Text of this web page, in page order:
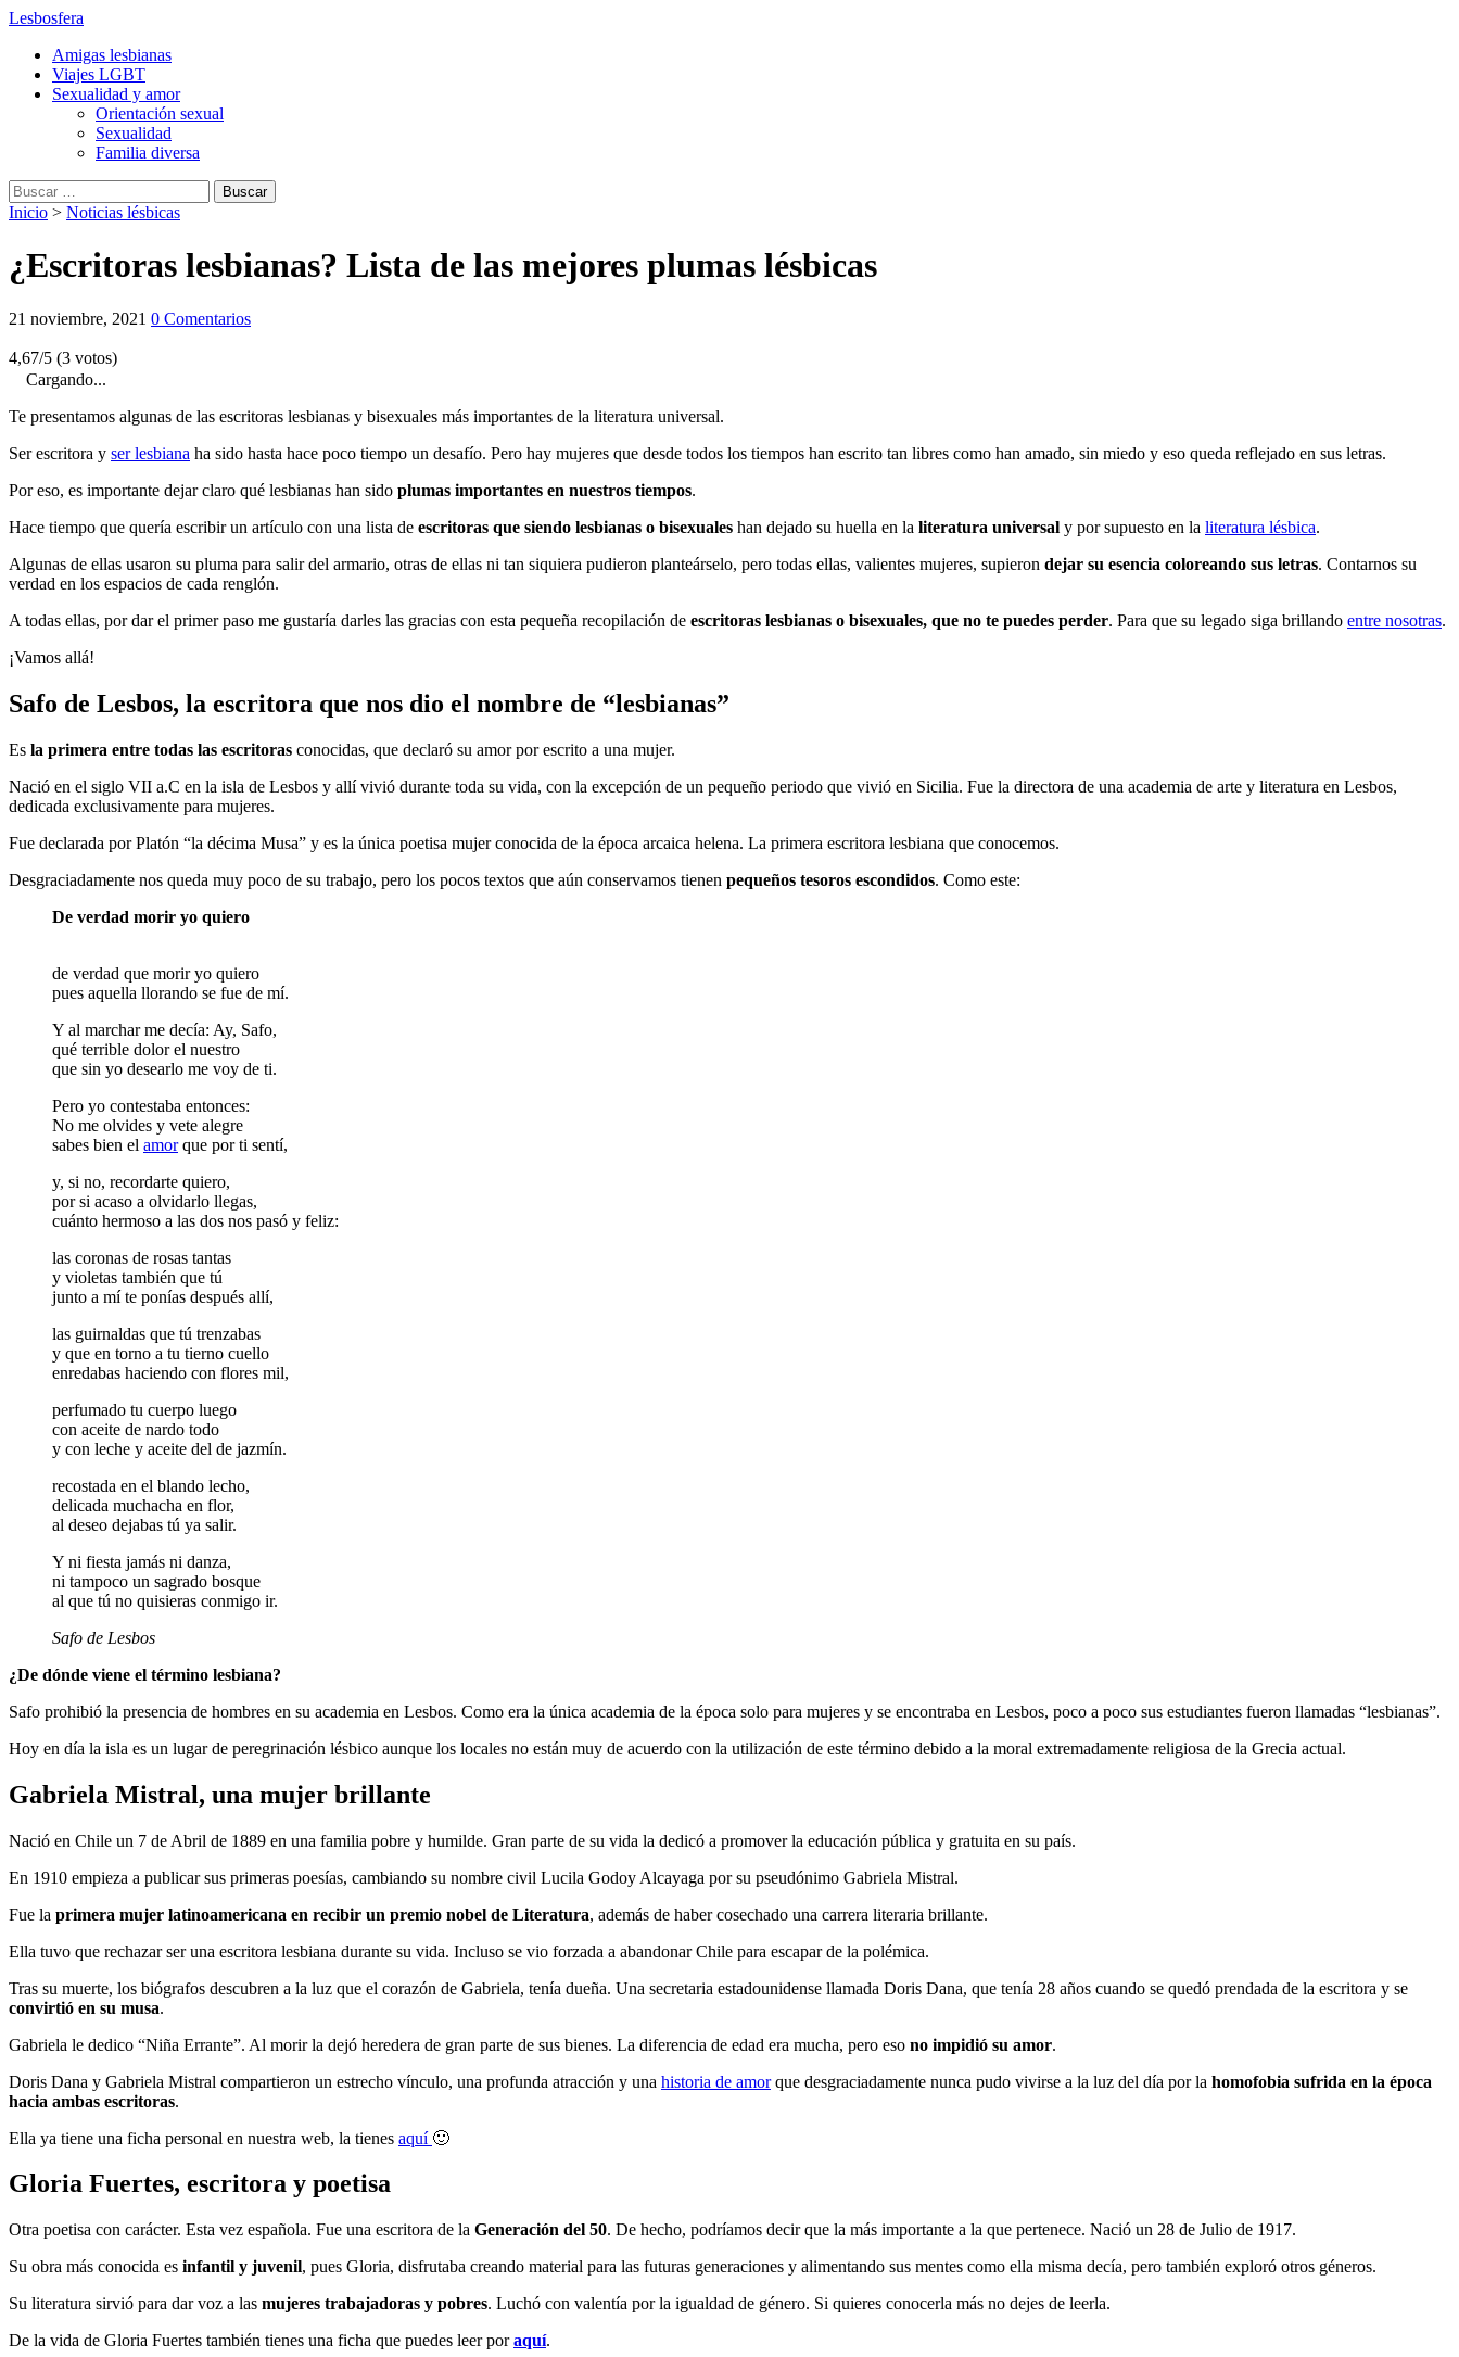
Lesbosfera
Amigas lesbianas
Viajes LGBT
Sexualidad y amor
Orientación sexual
Sexualidad
Familia diversa
Buscar:
Inicio > Noticias lésbicas
¿Escritoras lesbianas? Lista de las mejores plumas lésbicas
21 noviembre, 2021 0 Comentarios
4,67/5 (3 votos)
Cargando...
Te presentamos algunas de las escritoras lesbianas y bisexuales más importantes de la literatura universal.
Ser escritora y ser lesbiana ha sido hasta hace poco tiempo un desafío. Pero hay mujeres que desde todos los tiempos han escrito tan libres como han amado, sin miedo y eso queda reflejado en sus letras.
Por eso, es importante dejar claro qué lesbianas han sido plumas importantes en nuestros tiempos.
Hace tiempo que quería escribir un artículo con una lista de escritoras que siendo lesbianas o bisexuales han dejado su huella en la literatura universal y por supuesto en la literatura lésbica.
Algunas de ellas usaron su pluma para salir del armario, otras de ellas ni tan siquiera pudieron planteárselo, pero todas ellas, valientes mujeres, supieron dejar su esencia coloreando sus letras. Contarnos su
verdad en los espacios de cada renglón.
A todas ellas, por dar el primer paso me gustaría darles las gracias con esta pequeña recopilación de escritoras lesbianas o bisexuales, que no te puedes perder. Para que su legado siga brillando entre nosotras.
¡Vamos allá!
Safo de Lesbos, la escritora que nos dio el nombre de “lesbianas”
Es la primera entre todas las escritoras conocidas, que declaró su amor por escrito a una mujer.
Nació en el siglo VII a.C en la isla de Lesbos y allí vivió durante toda su vida, con la excepción de un pequeño periodo que vivió en Sicilia. Fue la directora de una academia de arte y literatura en Lesbos,
dedicada exclusivamente para mujeres.
Fue declarada por Platón “la décima Musa” y es la única poetisa mujer conocida de la época arcaica helena. La primera escritora lesbiana que conocemos.
Desgraciadamente nos queda muy poco de su trabajo, pero los pocos textos que aún conservamos tienen pequeños tesoros escondidos. Como este:
De verdad morir yo quiero
de verdad que morir yo quiero
pues aquella llorando se fue de mí.
Y al marchar me decía: Ay, Safo,
qué terrible dolor el nuestro
que sin yo desearlo me voy de ti.
Pero yo contestaba entonces:
No me olvides y vete alegre
sabes bien el amorque por ti sentí,
y, si no, recordarte quiero,
por si acaso a olvidarlo llegas,
cuánto hermoso a las dos nos pasó y feliz:
las coronas de rosas tantas
y violetas también que tú
junto a mí te ponías después allí,
las guirnaldas que tú trenzabas
y que en torno a tu tierno cuello
enredabas haciendo con flores mil,
perfumado tu cuerpo luego
con aceite de nardo todo
y con leche y aceite del de jazmín.
recostada en el blando lecho,
delicada muchacha en flor,
al deseo dejabas tú ya salir.
Y ni fiesta jamás ni danza,
ni tampoco un sagrado bosque
al que tú no quisieras conmigo ir.
Safo de Lesbos
¿De dónde viene el término lesbiana?
Safo prohibió la presencia de hombres en su academia en Lesbos. Como era la única academia de la época solo para mujeres y se encontraba en Lesbos, poco a poco sus estudiantes fueron llamadas “lesbianas”.
Hoy en día la isla es un lugar de peregrinación lésbico aunque los locales no están muy de acuerdo con la utilización de este término debido a la moral extremadamente religiosa de la Grecia actual.
Gabriela Mistral, una mujer brillante
Nació en Chile un 7 de Abril de 1889 en una familia pobre y humilde. Gran parte de su vida la dedicó a promover la educación pública y gratuita en su país.
En 1910 empieza a publicar sus primeras poesías, cambiando su nombre civil Lucila Godoy Alcayaga por su pseudónimo Gabriela Mistral.
Fue la primera mujer latinoamericana en recibir un premio nobel de Literatura, además de haber cosechado una carrera literaria brillante.
Ella tuvo que rechazar ser una escritora lesbiana durante su vida. Incluso se vio forzada a abandonar Chile para escapar de la polémica.
Tras su muerte, los biógrafos descubren a la luz que el corazón de Gabriela, tenía dueña. Una secretaria estadounidense llamada Doris Dana, que tenía 28 años cuando se quedó prendada de la escritora y se
convirtió en su musa.
Gabriela le dedico “Niña Errante”. Al morir la dejó heredera de gran parte de sus bienes. La diferencia de edad era mucha, pero eso no impidió su amor.
Doris Dana y Gabriela Mistral compartieron un estrecho vínculo, una profunda atracción y una historia de amorque desgraciadamente nunca pudo vivirse a la luz del día por la homofobia sufrida en la época
hacia ambas escritoras.
Ella ya tiene una ficha personal en nuestra web, la tienes aquí 🙂
Gloria Fuertes, escritora y poetisa
Otra poetisa con carácter. Esta vez española. Fue una escritora de la Generación del 50. De hecho, podríamos decir que la más importante a la que pertenece. Nació un 28 de Julio de 1917.
Su obra más conocida es infantil y juvenil, pues Gloria, disfrutaba creando material para las futuras generaciones y alimentando sus mentes como ella misma decía, pero también exploró otros géneros.
Su literatura sirvió para dar voz a las mujeres trabajadoras y pobres. Luchó con valentía por la igualdad de género. Si quieres conocerla más no dejes de leerla.
De la vida de Gloria Fuertes también tienes una ficha que puedes leer poraquí.